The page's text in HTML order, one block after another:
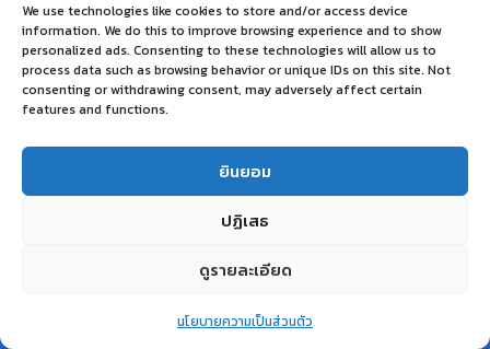
We use technologies like cookies to store and/or access device
information. We do this to improve browsing experience and to show
personalized ads. Consenting to these technologies will allow us to
process data such as browsing behavior or unique IDs on this site. Not
consenting or withdrawing consent, may adversely affect certain
features and functions.
ยินยอม
ปฏิเสธ
ดูรายละเอียด
นโยบายความเป็นส่วนตัว
Wishlist